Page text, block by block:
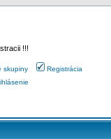
!!!
skupiny
Registrácia